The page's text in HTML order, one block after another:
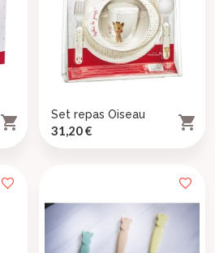
 Set repas Oiseau
Prix
31,20 € 